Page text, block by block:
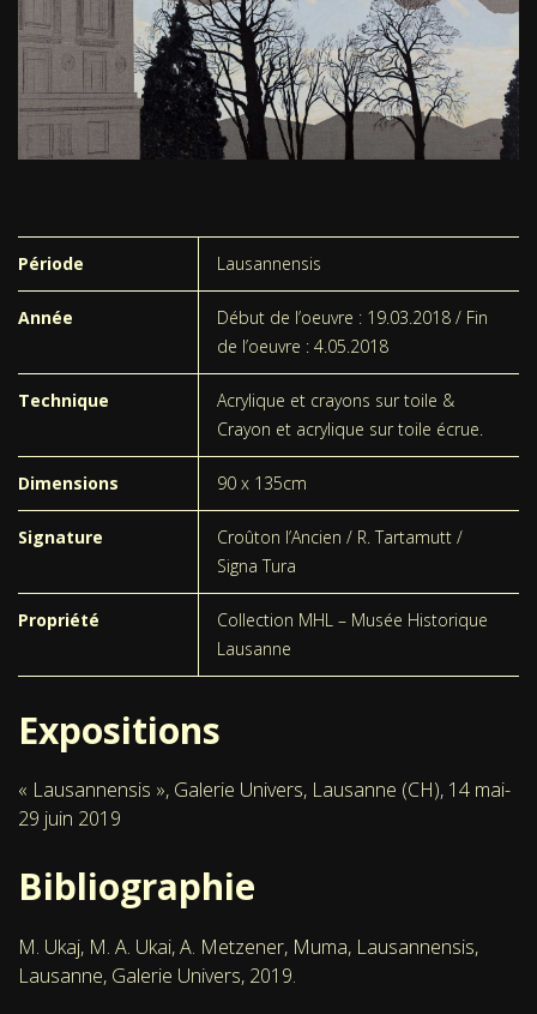
Période Lausannensis
Année
Début de l’oeuvre : 19.03.2018 / Fin
de l’oeuvre : 4.05.2018
Technique
Acrylique et crayons sur toile &
Crayon et acrylique sur toile écrue.
Dimensions 90 x 135cm
Signature
Croûton l’Ancien / R. Tartamutt /
Signa Tura
Propriété
Collection MHL – Musée Historique
Lausanne
Expositions
« Lausannensis », Galerie Univers, Lausanne (CH), 14 mai-
29 juin 2019
Bibliographie
M. Ukaj, M. A. Ukai, A. Metzener, Muma, Lausannensis,
Lausanne, Galerie Univers, 2019.